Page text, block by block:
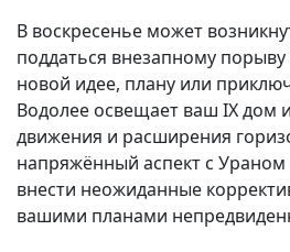
В воскресенье может
поддаться внезапному
новой идее, плану или
Водолее освещает ваш IX дом
движения и расширения
напряжённый аспект с Ураном
внести неожиданные
вашими планами